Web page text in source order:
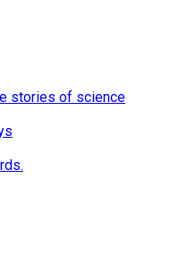
stories of science